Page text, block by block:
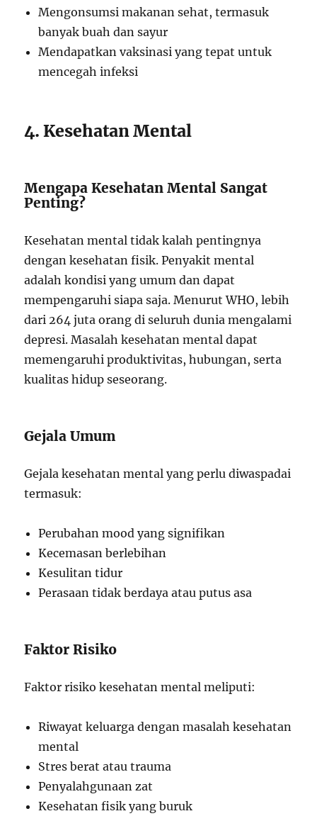
Mengonsumsi makanan sehat, termasuk
banyak buah dan sayur
Mendapatkan vaksinasi yang tepat untuk
mencegah infeksi
4. Kesehatan Mental
Mengapa Kesehatan Mental Sangat
Penting?
Kesehatan mental tidak kalah pentingnya
dengan kesehatan fisik. Penyakit mental
adalah kondisi yang umum dan dapat
mempengaruhi siapa saja. Menurut WHO, lebih
dari 264 juta orang di seluruh dunia mengalami
depresi. Masalah kesehatan mental dapat
memengaruhi produktivitas, hubungan, serta
kualitas hidup seseorang.
Gejala Umum
Gejala kesehatan mental yang perlu diwaspadai
termasuk:
Perubahan mood yang signifikan
Kecemasan berlebihan
Kesulitan tidur
Perasaan tidak berdaya atau putus asa
Faktor Risiko
Faktor risiko kesehatan mental meliputi:
Riwayat keluarga dengan masalah kesehatan
mental
Stres berat atau trauma
Penyalahgunaan zat
Kesehatan fisik yang buruk